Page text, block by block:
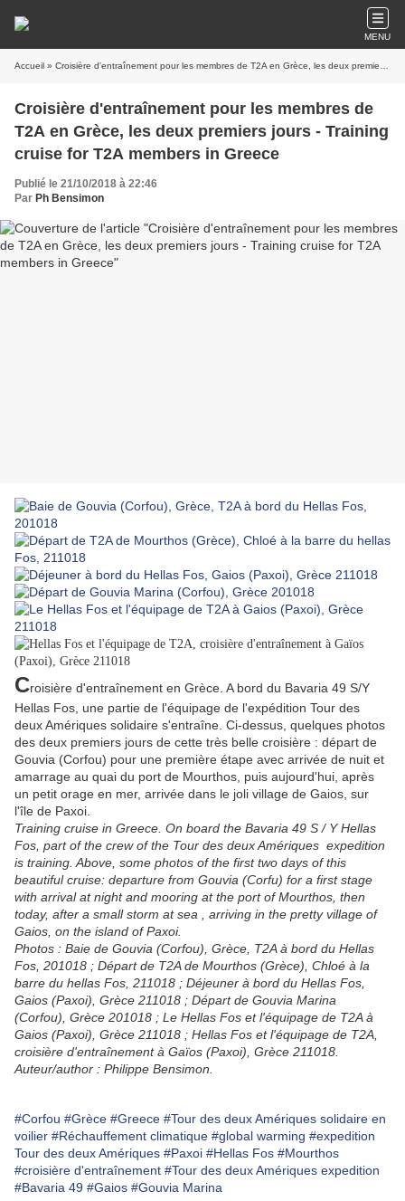
MENU
Accueil » Croisière d'entraînement pour les membres de T2A en Grèce, les deux premiers jours - Training cruise for T2A members in Greece
Croisière d'entraînement pour les membres de
T2A en Grèce, les deux premiers jours - Training
cruise for T2A members in Greece
Publié le 21/10/2018 à 22:46
Par Ph Bensimon
Croisière d'entraînement en Grèce. A bord du Bavaria 49 S/Y
Hellas Fos, une partie de l'équipage de l'expédition Tour des
deux Amériques solidaire s'entraîne. Ci-dessus, quelques photos
des deux premiers jours de cette très belle croisière : départ de
Gouvia (Corfou) pour une première étape avec arrivée de nuit et
amarrage au quai du port de Mourthos, puis aujourd'hui, après
un petit orage en mer, arrivée dans le joli village de Gaios, sur
l'île de Paxoi.
Training cruise in Greece. On board the Bavaria 49 S / Y Hellas
Fos, part of the crew of the Tour des deux Amériques expedition
is training. Above, some photos of the first two days of this
beautiful cruise: departure from Gouvia (Corfu) for a first stage
with arrival at night and mooring at the port of Mourthos, then
today, after a small storm at sea , arriving in the pretty village of
Gaios, on the island of Paxoi.
Photos : Baie de Gouvia (Corfou), Grèce, T2A à bord du Hellas
Fos, 201018 ; Départ de T2A de Mourthos (Grèce), Chloé à la
barre du hellas Fos, 211018 ; Déjeuner à bord du Hellas Fos,
Gaios (Paxoi), Grèce 211018 ; Départ de Gouvia Marina
(Corfou), Grèce 201018 ; Le Hellas Fos et l'équipage de T2A à
Gaios (Paxoi), Grèce 211018 ; Hellas Fos et l'équipage de T2A,
croisière d'entraînement à Gaïos (Paxoi), Grèce 211018.
Auteur/author : Philippe Bensimon.
#Corfou #Grèce #Greece #Tour des deux Amériques solidaire en
voilier #Réchauffement climatique #global warming #expedition
Tour des deux Amériques #Paxoi #Hellas Fos #Mourthos
#croisière d'entraînement #Tour des deux Amériques expedition
#Bavaria 49 #Gaios #Gouvia Marina